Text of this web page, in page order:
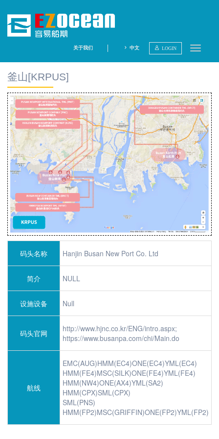
关于我们 中文 LOGIN
查询船期
内陆导航
航线点评
分析报告
码头集锦
釜山[KRPUS]
码头名称 Hanjin Busan New Port Co. Ltd
简介 NULL
设施设备 Null
码头官网
http://www.hjnc.co.kr/ENG/intro.aspx;
https://www.busanpa.com/chi/Main.do
航线
EMC(AUG)HMM(EC4)ONE(EC4)YML(EC4)
HMM(FE4)MSC(SILK)ONE(FE4)YML(FE4)
HMM(NW4)ONE(AX4)YML(SA2)
HMM(CPX)SML(CPX)
SML(PNS)
HMM(FP2)MSC(GRIFFIN)ONE(FP2)YML(FP2)